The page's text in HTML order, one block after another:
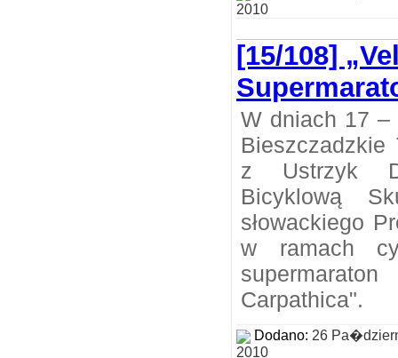
2010
[15/108]
W dniach 17 –
Bieszczadzkie
z Ustrzyk
Bicyklową
słowackiego
w ramach
Carpathica".
Dodano: 26
2010